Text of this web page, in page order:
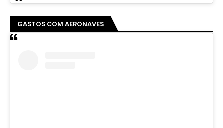
GASTOS COM AERONAVES